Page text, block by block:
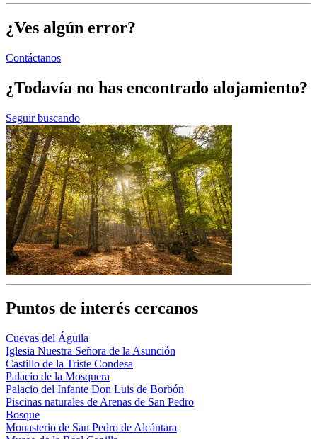
¿Ves algún error?
Contáctanos
¿Todavía no has encontrado alojamiento?
Seguir buscando
Puntos de interés cercanos
Cuevas del Águila
Iglesia Nuestra Señora de la Asunción
Castillo de la Triste Condesa
Palacio de la Mosquera
Palacio del Infante Don Luis de Borbón
Piscinas naturales de Arenas de San Pedro
Bosque
Monasterio de San Pedro de Alcántara